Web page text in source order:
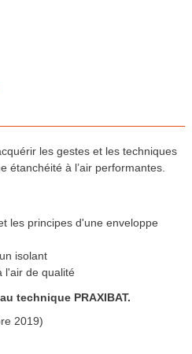
les gestes et les techniques
étanchéité à l’air performantes.
les principes d'une enveloppe
isolant
l'air de qualité
technique PRAXIBAT.
2019)